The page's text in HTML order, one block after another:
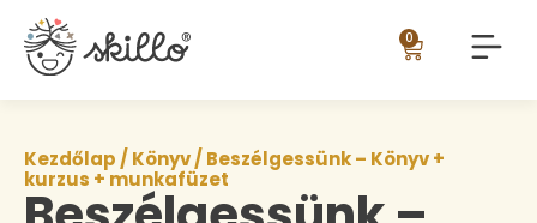
0
Kezdőlap /Könyv/ Beszélgessünk – Könyv +
kurzus + munkafüzet